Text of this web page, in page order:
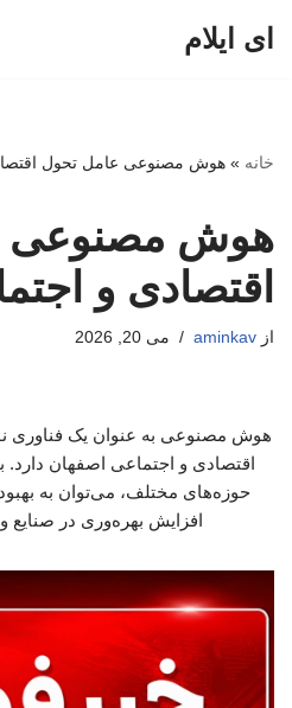
ای ایلام
خانه » هوش مصنوعی عامل تحول
هوش مصنوعی
اقتصادی و
از aminkav می 20, 2026
هوش مصنوعی به عنوان یک فناوری
اقتصادی و اجتماعی اصفهان دارد.
حوزه‌های مختلف، می‌توان به
افزایش بهره‌وری در